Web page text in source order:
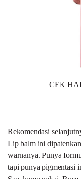
CEK
Rekomendasi
Lip balm ini
warnanya. Punya
tapi punya pigmentasi